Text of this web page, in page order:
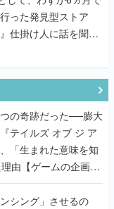
った発見型ストア
仕掛け人に話を聞い
つの奇跡だった──膨大
テイルズ オブ ジ ア
「生まれた意味を知
由【ゲームの企画
シング」させるの